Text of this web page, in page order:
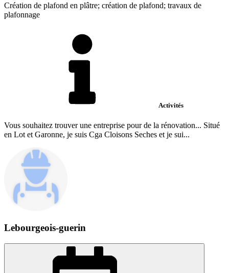
Création de plafond en plâtre; création de plafond; travaux de
plafonnage
Activités
Vous souhaitez trouver une entreprise pour de la rénovation... Situé
en Lot et Garonne, je suis Cga Cloisons Seches et je sui...
Lebourgeois-guerin